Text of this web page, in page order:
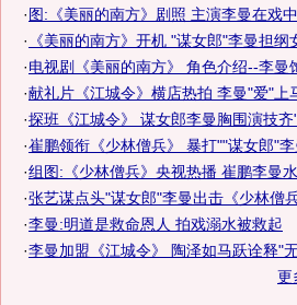
·图:《美丽的南方》剧照 主演李曼在戏中
· 《美丽的南方》开机 "谋女郎"李曼担纲
·电视剧《美丽的南方》 角色介绍--李曼
·献礼片《江城令》横店热拍 李曼"爱"上
·探班《江城令》 谋女郎李曼胸围演技
·崔鹏领衔《少林僧兵》 暴打""谋女郎"李
·组图:《少林僧兵》央视热播 崔鹏李曼
·张艺谋点头"谋女郎"李曼出击《少林僧兵
·李曼:明道是救命恩人 拍戏溺水被救起
·李曼加盟《江城令》 陶泽如马跃诠释"
更